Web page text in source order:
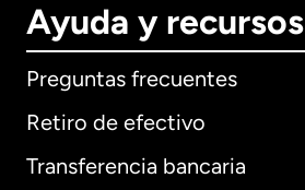
Ayuda y recursos
Preguntas frecuentes
Retiro de efectivo
Transferencia bancaria